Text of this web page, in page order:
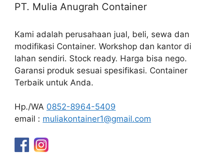
PT. Mulia Anugrah Container
Kami adalah perusahaan jual, beli, sewa dan
modifikasi Container. Workshop dan kantor di
lahan sendiri. Stock ready. Harga bisa nego.
Garansi produk sesuai spesifikasi. Container
Terbaik untuk Anda.
Hp./WA 0852-8964-5409
email : muliakontainer1@gmail.com